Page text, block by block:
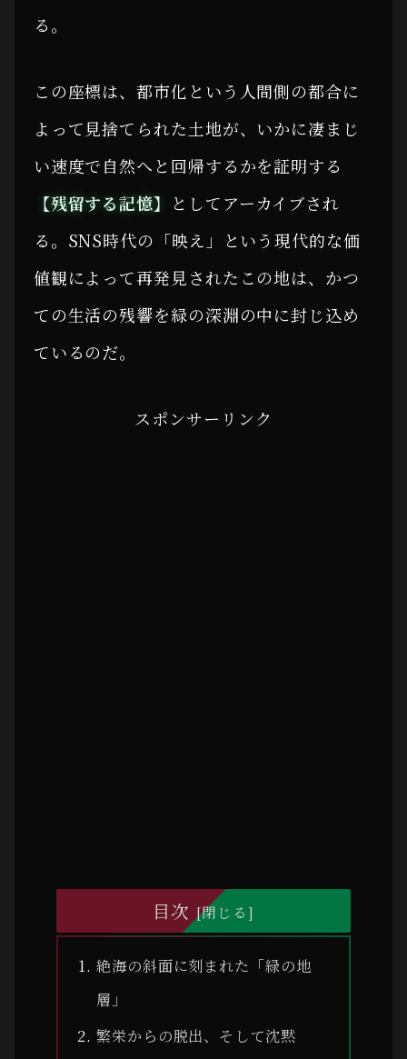
る。
この座標は、都市化という人間側の都合に
よって見捨てられた土地が、いかに凄まじ
い速度で自然へと回帰するかを証明する
【残留する記憶】
としてアーカイブされ
る。SNS時代の「映え」という現代的な価
値観によって再発見されたこの地は、かつ
ての生活の残響を緑の深淵の中に封じ込め
ているのだ。
スポンサーリンク
目次
絶海の斜面に刻まれた「緑の地
層」
繁栄からの脱出、そして沈黙